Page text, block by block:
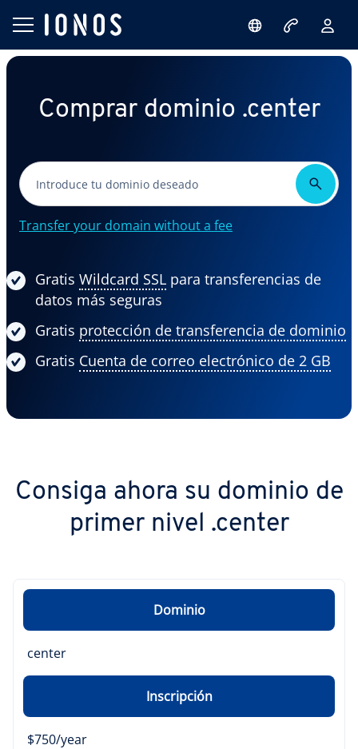
Comprar dominio .center
Transfer your domain without a fee
Gratis Wildcard SSL para transferencias de
datos más seguras
Gratis protección de transferencia de dominio
Gratis Cuenta de correo electrónico de 2 GB
Consiga ahora su dominio de
primer nivel .center
Dominio
center
Inscripción
$750/year